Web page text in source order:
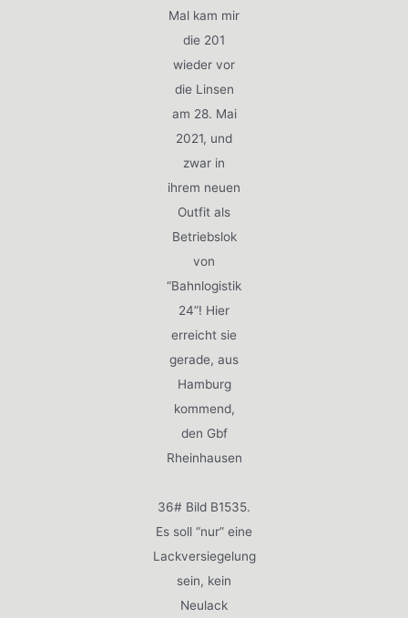
Mal kam mir
die 201
wieder vor
die Linsen
am 28. Mai
2021, und
zwar in
ihrem neuen
Outfit als
Betriebslok
von
“Bahnlogistik
24”! Hier
erreicht sie
gerade, aus
Hamburg
kommend,
den Gbf
Rheinhausen
36# Bild B1535.
Es soll “nur” eine
Lackversiegelung
sein, kein
Neulack